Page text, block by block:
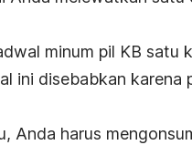
minum pil KB satu
ini disebabkan
Anda harus